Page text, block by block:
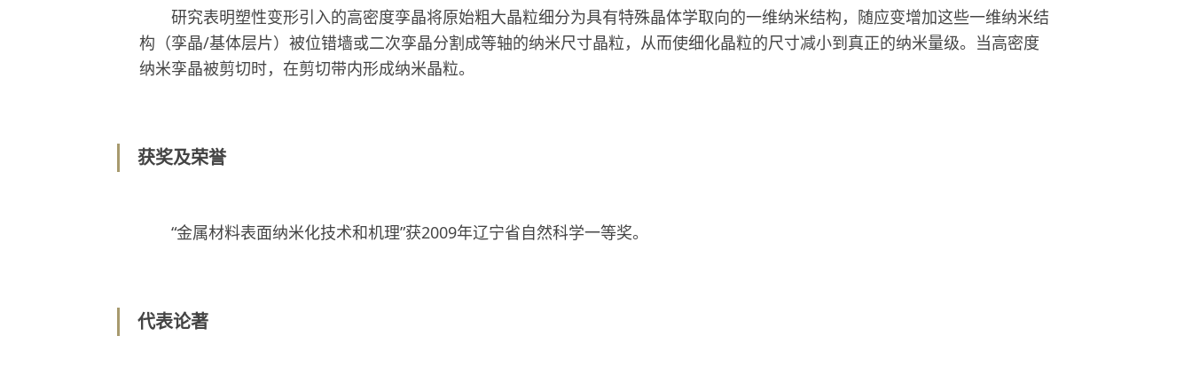
研究表明塑性变形引入的高密度孪晶将原始粗大晶粒细分为具有特殊晶体学取向的一维纳米结构，随应变增加这些一维纳米结
构（孪晶/基体层片）被位错墙或二次孪晶分割成等轴的纳米尺寸晶粒，从而使细化晶粒的尺寸减小到真正的纳米量级。当高密度
纳米孪晶被剪切时，在剪切带内形成纳米晶粒。
获奖及荣誉
“金属材料表面纳米化技术和机理”获2009年辽宁省自然科学一等奖。
代表论著